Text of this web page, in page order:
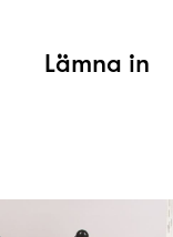
Lämna in